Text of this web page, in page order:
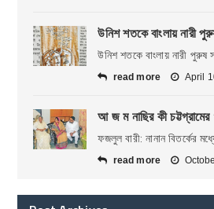
উনিশ শতকে বাংলায় নারী
উনিশ শতকে বাংলায় নারী পুরুষ
read more April
আ জ ম নাছির কী চট্টগ্রামের
ফজলুল বারী: নানান বিতর্কের
read more